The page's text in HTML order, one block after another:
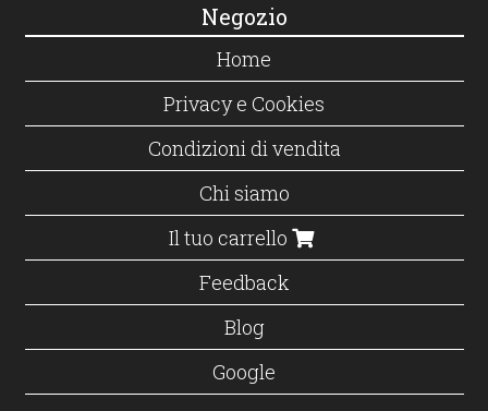
Negozio
Home
Privacy e Cookies
Condizioni di vendita
Chi siamo
Il tuo carrello
Feedback
Blog
Google